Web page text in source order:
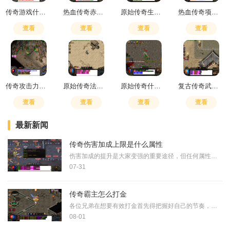
传奇游戏什么加暴击
查看
热血传奇赤月药店怎么走
查看
原始传奇生肖殿堂攻略
查看
热血传奇项链怎么加幸运值
查看
传奇攻击力和切割力的区别
查看
原始传奇法师准确神石襄什么部位
查看
原始传奇什么装备算极品
查看
复古传奇武器修炼在哪里学技能
查看
最新新闻
传奇伤害加成上限是什么属性
伤害加成的提升是大家变强的重要途径，但任何属性的增强都会存在一个极限值。这个伤害加成上限是指你在堆叠各种攻击属性时能够获得的最高伤害增幅，一旦达到这个临界点，即使
07-31
传奇霸主怎么打金
各位兄弟在想要有效打金首先得把握好自己的节奏，不要在起步阶段就盲目追求高级装备而是应该稳稳地提升基础等级，当角色达到八十级后就可以着手青铜会员任务的完成，这里建议
08-01